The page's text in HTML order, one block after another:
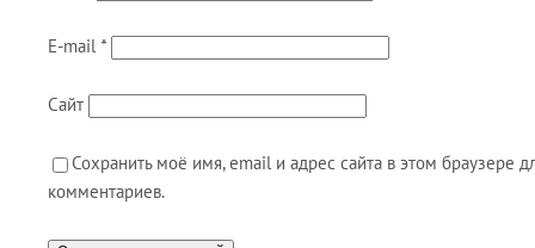
E-mail *
Сайт
Сохранить моё имя, email и адрес сайта в этом браузере
комментариев.